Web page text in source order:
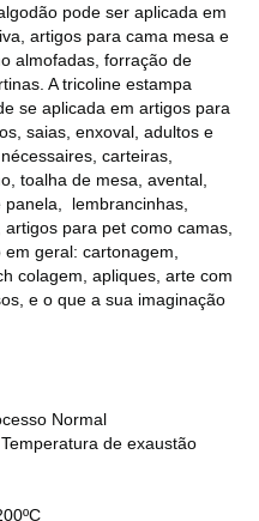
pode ser aplicada em
artigos para cama mesa e
almofadas, forração de
A tricoline estampa
se aplicada em artigos para
saias, enxoval, adultos e
carteiras,
toalha de mesa, avental,
lembrancinhas,
para pet como camas,
geral: cartonagem,
colagem, apliques, arte com
e o que a sua imaginação
Normal
de exaustão